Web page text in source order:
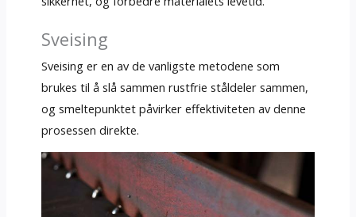
Sveising
Sveising er en av de vanligste metodene som
brukes til å slå sammen rustfrie ståldeler sammen,
og smeltepunktet påvirker effektiviteten av denne
prosessen direkte.